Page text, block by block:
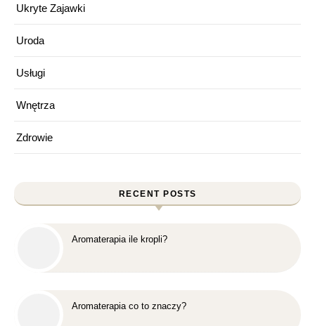
Ukryte Zajawki
Uroda
Usługi
Wnętrza
Zdrowie
RECENT POSTS
Aromaterapia ile kropli?
Aromaterapia co to znaczy?